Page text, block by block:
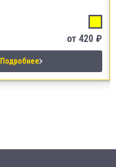
от 420 ₽
Подробнее